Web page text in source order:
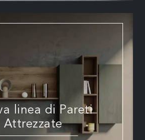
linea di Pareti
Attrezzate